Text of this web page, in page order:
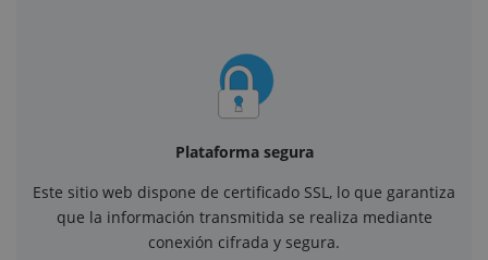
Plataforma segura
Este sitio web dispone de certificado SSL, lo que garantiza
que la información transmitida se realiza mediante
conexión cifrada y segura.